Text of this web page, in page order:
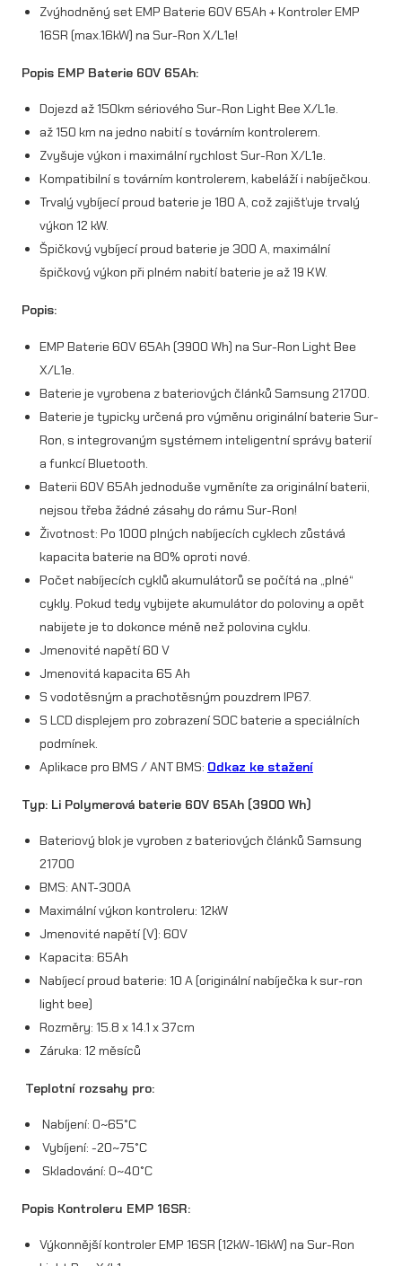
a
e
e
V
5
A
0
+
K
t
r
e
E
M
Zvýhodněný set EMP Baterie 60V 65Ah + Kontroler EMP
16SR (max.16kW) na Sur-Ron X/L1e!
Popis EMP Baterie 60V 65Ah:
Dojezd až 150km sériového Sur-Ron Light Bee X/L1e.
až 150 km na jedno nabití s továrním kontrolerem.
Zvyšuje výkon i maximální rychlost Sur-Ron X/L1e.
Kompatibilní s továrním kontrolerem, kabeláží i nabíječkou.
Trvalý vybíjecí proud baterie je 180 A, což zajišťuje trvalý
výkon 12 kW.
Špičkový vybíjecí proud baterie je 300 A, maximální
špičkový výkon při plném nabití baterie je až 19 KW.
Popis:
EMP Baterie 60V 65Ah (3900 Wh) na Sur-Ron Light Bee
X/L1e.
Baterie je vyrobena z bateriových článků Samsung 21700.
Baterie je typicky určená pro výměnu originální baterie Sur-
Ron, s integrovaným systémem inteligentní správy baterií
a funkcí Bluetooth.
Baterii 60V 65Ah jednoduše vyměníte za originální baterii,
nejsou třeba žádné zásahy do rámu Sur-Ron!
Životnost: Po 1000 plných nabíjecích cyklech zůstává
kapacita baterie na 80% oproti nové.
Počet nabíjecích cyklů akumulátorů se počítá na „plné“
cykly. Pokud tedy vybijete akumulátor do poloviny a opět
nabijete je to dokonce méně než polovina cyklu.
Jmenovité napětí 60 V
Jmenovitá kapacita 65 Ah
S vodotěsným a prachotěsným pouzdrem IP67.
S LCD displejem pro zobrazení SOC baterie a speciálních
podmínek.
Aplikace pro BMS / ANT BMS: Odkaz ke stažení
Typ: Li Polymerová baterie 60V 65Ah (3900 Wh)
Bateriový blok je vyroben z bateriových článků Samsung
21700
BMS: ANT-300A
Maximální výkon kontroleru: 12kW
Jmenovité napětí (V): 60V
Kapacita: 65Ah
Nabíjecí proud baterie: 10 A (originální nabíječka k sur-ron
light bee)
Rozměry: 15.8 x 14.1 x 37cm
Záruka: 12 měsíců
Teplotní rozsahy pro:
Nabíjení: 0~65°C
Vybíjení: -20~75°C
Skladování: 0~40°C
Popis Kontroleru EMP 16SR:
Výkonnější kontroler EMP 16SR (12kW-16kW) na Sur-Ron